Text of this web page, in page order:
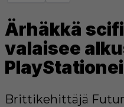
Ärhäkkä
valaisee
Brittikehittäjä